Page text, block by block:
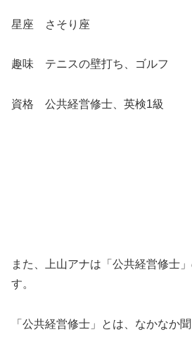
星座 さそり座
趣味 テニスの壁打ち、ゴルフ
資格 公共経営修士、英検1級
また、上山アナは「公共経営修士
す。
「公共経営修士」とは、なかなか